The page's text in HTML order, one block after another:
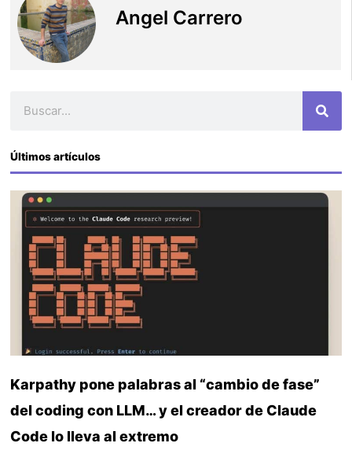
Angel Carrero
Últimos artículos
Karpathy pone palabras al “cambio de fase”
del coding con LLM… y el creador de Claude
Code lo lleva al extremo